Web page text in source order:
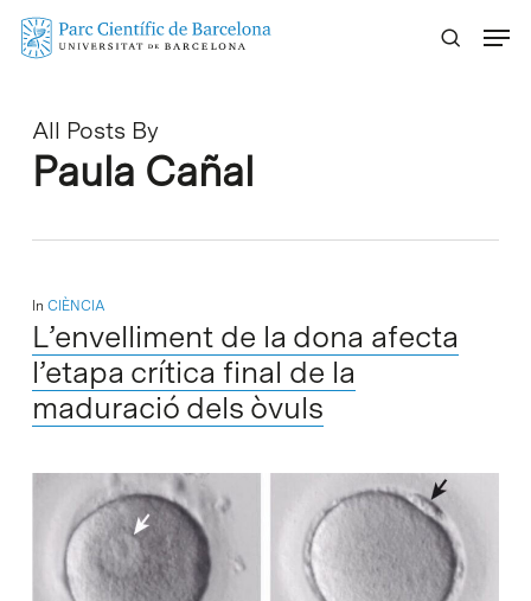
Skip
All Posts By
Paula Cañal
In CIÈNCIA
L’envelliment de la dona afecta
l’etapa crítica final de la
maduració dels òvuls